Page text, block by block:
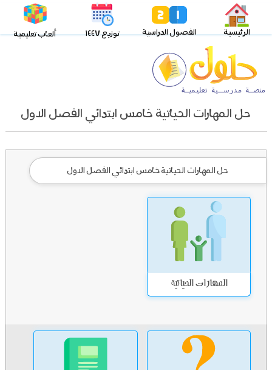
الرئيسية الفصول الدراسية توزيع ١٤٤٧ ألعاب تعليمية
حل المهارات الحياتية خامس ابتدائي الفصل الاول
حل المهارات الحياتية خامس ابتدائي الفصل الاول
المهارات الحياتية